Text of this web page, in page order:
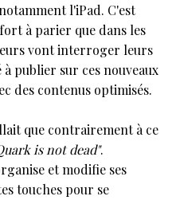
l'iPad. C'est
à parier que dans les
vont interroger leurs
publier sur ces nouveaux
des contenus optimisés.
que contrairement à ce
is not dead".
et modifie ses
touches pour se